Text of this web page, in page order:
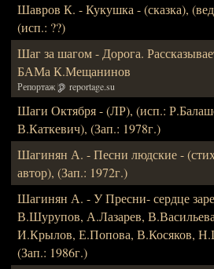
Шавров К. - Кукушка - (сказка),
(исп.: ??)
Шаг за шагом - Дорога.
БАМа К.Мещанинов
Репортаж reportage.su
Шаги Октября - (ЛР), (исп.:
В.Каткевич), (Зап.: 1978г.)
Шагинян А. - Песни людские -
автор), (Зап.: 1972г.)
Шагинян А. - У Пресни- сердце
В.Шурупов, А.Лазарев,
И.Крылов, Е.Попова, В.Косяков,
(Зап.: 1986г.)